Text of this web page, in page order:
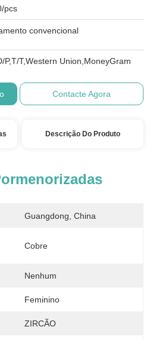
pcs
convencional
P,T/T,Western Union,MoneyGram
Contacte Agora
Descrição Do Produto
Guangdong, China
Cobre
Nenhum
Feminino
ZIRCÃO